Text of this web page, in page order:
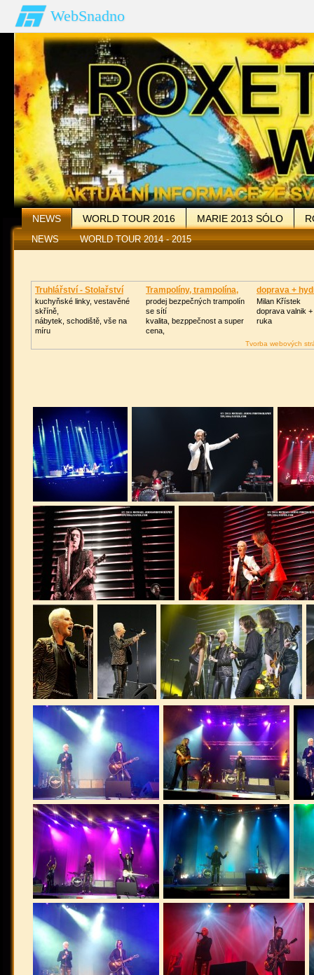
WebSnadno
NEWS WORLD TOUR 2016 MARIE 2013 SÓLO
WORLD TOUR 2011
FOTOGALERIE VZKAZY
NEWS WORLD TOUR 2014 - 2015
Truhlářství - Stolařství
kuchyňské linky, vestavěné
skříně,
nábytek, schodiště, vše na
míru
Trampolíny, trampolína,
prodej bezpečných trampolín
se sítí
kvalita, bezppečnost a super
cena,
doprava +
Milan Křístek
doprava valnik
ruka
Tvorba webových